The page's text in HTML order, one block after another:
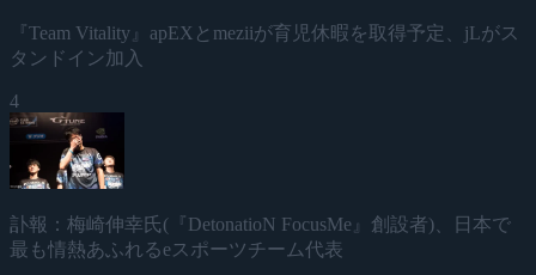
『Team Vitality』apEXとmeziiが育児休暇を取得予定、jLがス
タンドイン加入
4
訃報：梅崎伸幸氏(『DetonatioN FocusMe』創設者)、日本で
最も情熱あふれるeスポーツチーム代表